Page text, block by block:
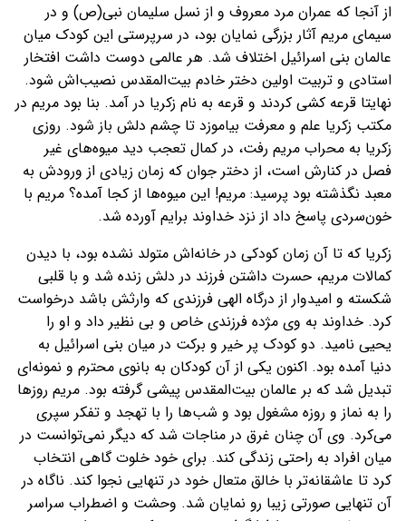
از آنجا که عمران مرد معروف و از نسل سلیمان نبی(ص) و در
سیمای مریم آثار بزرگی نمایان بود، در سرپرستی این کودک میان
عالمان بنی اسرائیل اختلاف شد. هر عالمی دوست داشت افتخار
استادی و تربیت اولین دختر خادم بیت‌المقدس نصیب‌اش شود.
نهایتا قرعه کشی کردند و قرعه به نام زکریا در آمد. بنا بود مریم در
مکتب زکریا علم و معرفت بیاموزد تا چشم دلش باز شود. روزی
زکریا به محراب مریم رفت، در کمال تعجب دید میوه‌های غیر
فصل در کنارش است، از دختر جوان که زمان زیادی از ورودش به
معبد نگذشته بود پرسید: مریم! این میوه‌ها از کجا آمده؟ مریم با
خون‌سردی پاسخ داد از نزد خداوند برایم آورده شد.
زکریا که تا آن زمان کودکی در خانه‌اش متولد نشده بود، با دیدن
کمالات مریم، حسرت داشتن فرزند در دلش زنده شد و با قلبی
شکسته و امیدوار از درگاه الهی فرزندی که وارثش باشد درخواست
کرد. خداوند به وی مژده فرزندی خاص و بی نظیر داد و او را
یحیی نامید. دو کودک پر خیر و برکت در میان بنی اسرائیل به
دنیا آمده بود. اکنون یکی از آن کودکان به بانوی محترم و نمونه‌ای
تبدیل شد که بر عالمان بیت‌المقدس پیشی گرفته بود. مریم روزها
را به نماز و روزه مشغول بود و شب‌ها را با تهجد و تفکر سپری
می‌کرد. وی آن چنان غرق در مناجات شد که دیگر نمی‌توانست در
میان افراد به راحتی زندگی کند. برای خود خلوت گاهی انتخاب
کرد تا عاشقانه‌تر با خالق متعال خود در تنهایی نجوا کند. ناگاه در
آن تنهایی صورتی زیبا رو نمایان شد. وحشت و اضطراب سراسر